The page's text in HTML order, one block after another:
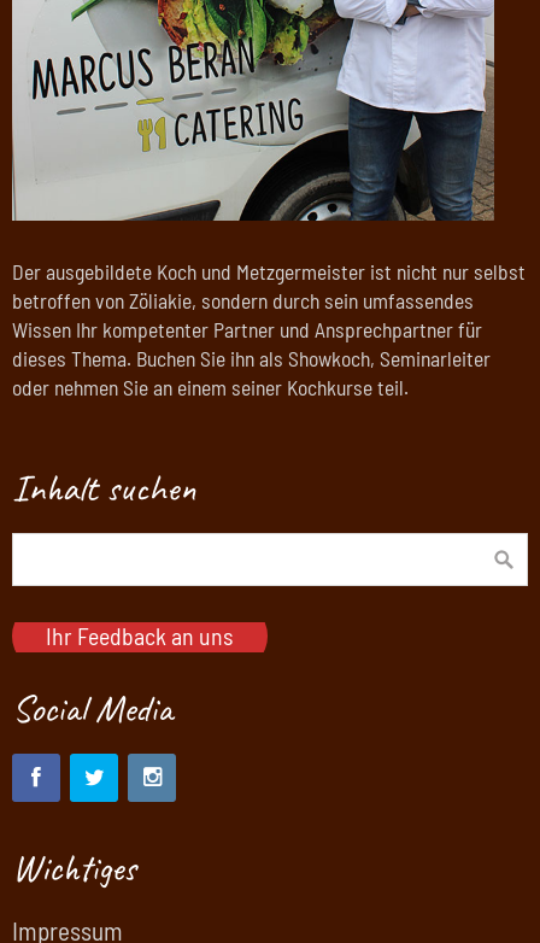
Der ausgebildete Koch und Metzgermeister ist nicht nur selbst
betroffen von Zöliakie, sondern durch sein umfassendes
Wissen Ihr kompetenter Partner und Ansprechpartner für
dieses Thema. Buchen Sie ihn als Showkoch, Seminarleiter
oder nehmen Sie an einem seiner Kochkurse teil.
Inhalt suchen
Ihr Feedback an uns
Social Media
Wichtiges
Impressum